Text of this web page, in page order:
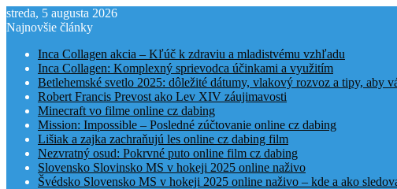
streda, 5 augusta 2026
Najnovšie články
Inca Collagen akcia – Kľúč k zdraviu a mladistvému vzhľadu
Inca Collagen: Komplexný sprievodca účinkami a využitím
Betlehemské svetlo 2025: dôležité dátumy, vlakový rozvoz a tipy, aby
Robert Francis Prevost ako Lev XIV záujimavosti
Minecraft vo filme online cz dabing
Mission: Impossible – Posledné zúčtovanie online cz dabing
Lišiak a zajka zachraňujú les online cz dabing film
Nezvratný osud: Pokrvné puto online film cz dabing
Slovensko Slovinsko MS v hokeji 2025 online naživo
Švédsko Slovensko MS v hokeji 2025 online naživo – kde a ako